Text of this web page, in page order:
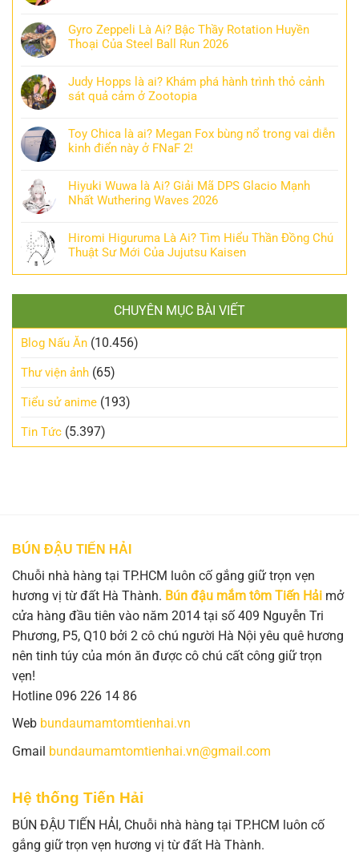
Gyro Zeppeli Là Ai? Bậc Thầy Rotation Huyền
Thoại Của Steel Ball Run 2026
Judy Hopps là ai? Khám phá hành trình thỏ cảnh
sát quả cảm ở Zootopia
Toy Chica là ai? Megan Fox bùng nổ trong vai diễn
kinh điển này ở FNaF 2!
Hiyuki Wuwa là Ai? Giải Mã DPS Glacio Mạnh
Nhất Wuthering Waves 2026
Hiromi Higuruma Là Ai? Tìm Hiểu Thần Đồng Chú
Thuật Sư Mới Của Jujutsu Kaisen
CHUYÊN MỤC BÀI VIẾT
Blog Nấu Ăn (10.456)
Thư viện ảnh (65)
Tiểu sử anime (193)
Tin Tức (5.397)
BÚN ĐẬU TIẾN HẢI
Chuỗi nhà hàng tại TP.HCM luôn cố gắng giữ trọn vẹn
hương vị từ đất Hà Thành. Bún đậu mắm tôm Tiến Hải mở
cửa hàng đầu tiên vào năm 2014 tại số 409 Nguyễn Tri
Phương, P5, Q10 bởi 2 cô chú người Hà Nội yêu quê hương
nên tinh túy của món ăn được cô chú cất công giữ trọn
vẹn!
Hotline 096 226 14 86
Web bundaumamtomtienhai.vn
Gmail bundaumamtomtienhai.vn@gmail.com
Hệ thống Tiến Hải
BÚN ĐẬU TIẾN HẢI, Chuỗi nhà hàng tại TP.HCM luôn cố
gắng giữ trọn vẹn hương vị từ đất Hà Thành.